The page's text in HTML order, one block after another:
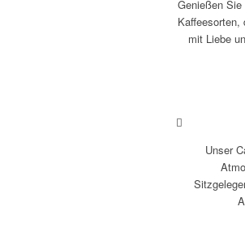
Genießen
Kaffeesorten,
mit Liebe
Unser